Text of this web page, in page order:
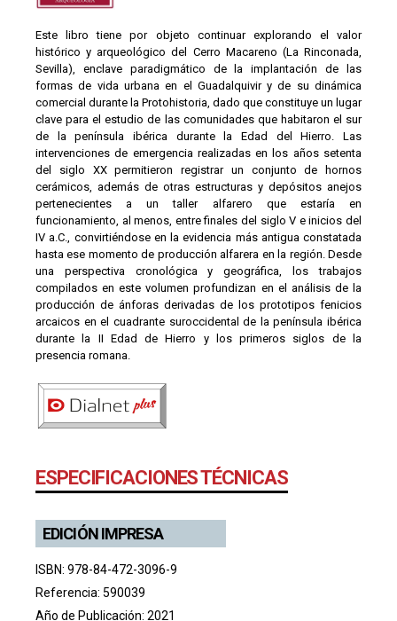
Este libro tiene por objeto continuar explorando el valor
histórico y arqueológico del Cerro Macareno (La Rinconada,
Sevilla), enclave paradigmático de la implantación de las
formas de vida urbana en el Guadalquivir y de su dinámica
comercial durante la Protohistoria, dado que constituye un lugar
clave para el estudio de las comunidades que habitaron el sur
de la península ibérica durante la Edad del Hierro. Las
intervenciones de emergencia realizadas en los años setenta
del siglo XX permitieron registrar un conjunto de hornos
cerámicos, además de otras estructuras y depósitos anejos
pertenecientes a un taller alfarero que estaría en
funcionamiento, al menos, entre finales del siglo V e inicios del
IV a.C., convirtiéndose en la evidencia más antigua constatada
hasta ese momento de producción alfarera en la región. Desde
una perspectiva cronológica y geográfica, los trabajos
compilados en este volumen profundizan en el análisis de la
producción de ánforas derivadas de los prototipos fenicios
arcaicos en el cuadrante suroccidental de la península ibérica
durante la II Edad de Hierro y los primeros siglos de la
presencia romana.
ESPECIFICACIONES TÉCNICAS
EDICIÓN IMPRESA
ISBN: 978-84-472-3096-9
Referencia: 590039
Año de Publicación: 2021